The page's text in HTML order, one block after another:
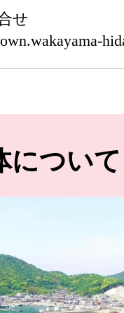
せ
について